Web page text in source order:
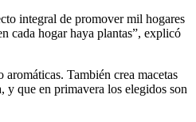
integral de promover mil hogares
cada hogar haya plantas”, explicó
También crea macetas
y que en primavera los elegidos son